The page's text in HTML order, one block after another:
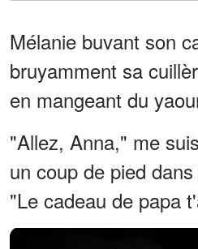
Mélanie buvant son
bruyamment sa
en mangeant du
"Allez, Anna," me
un coup de pied
"Le cadeau de papa